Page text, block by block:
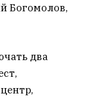
Богомолов,
два